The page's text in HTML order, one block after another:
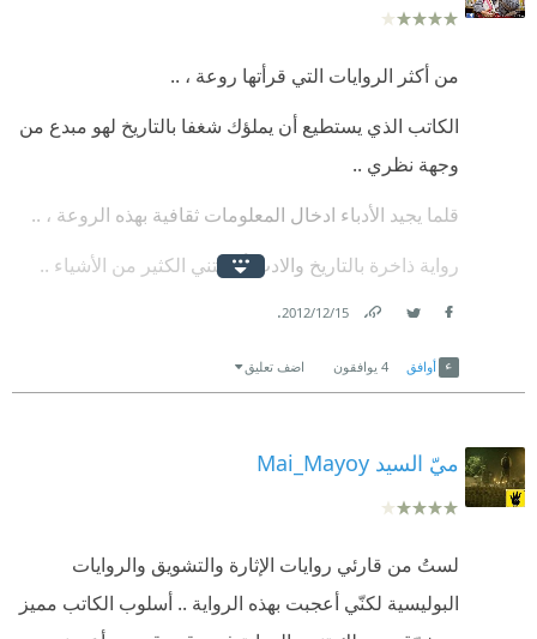
من أكثر الروايات التي قرأتها روعة ، ..
الكاتب الذي يستطيع أن يملؤك شغفا بالتاريخ لهو مبدع من
وجهة نظري ..
قلما يجيد الأدباء ادخال المعلومات ثقافية بهذه الروعة ، ..
رواية ذاخرة بالتاريخ والادب ألهمتني الكثير من الأشياء ..
15‏/12‏/2012
.
أوافق 4 يوافقون اضف تعليق
ميّ السيد Mai_Mayoy
لستُ من قارئي روايات الإثارة والتشويق والروايات
البوليسية لكنّي أعجبت بهذه الرواية .. أسلوب الكاتب مميز